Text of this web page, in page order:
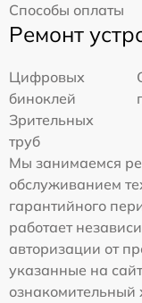
Способы оплаты
Ремонт
Цифровых
биноклей
Зрительных
труб
Мы занимаемся
обслуживанием
гарантийного
работает
авторизации от
указанные на
ознакомительный